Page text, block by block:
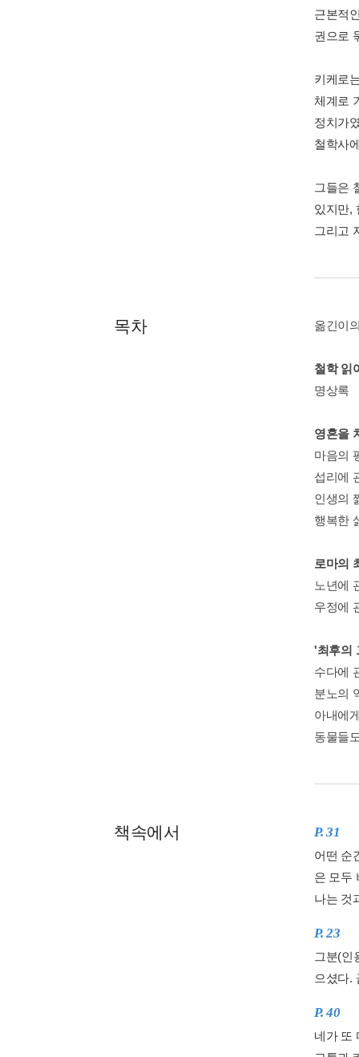
근본적
권으로
키케로
체계로
정치가
철학사
그들은
있지만,
그리고
목차 옮긴이
철학 읽
명상록
영혼을
마음의
섭리에
인생의
행복한
로마의
노년에
우정에
'최후의
수다에
분노의
아내에
동물들
책속에서 P. 31
어떤 순
은 모두
나는 것
P. 23
그분(인
으셨다.
P. 40
네가 또